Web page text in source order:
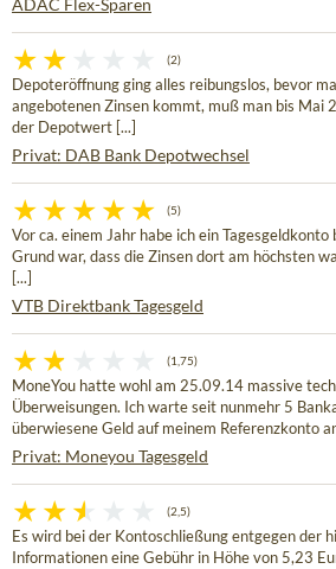
ADAC Flex-Sparen
(2)
Depoteröffnung ging alles reibungslos, bevor
angebotenen Zinsen kommt, muß man bis Mai
der Depotwert [...]
Privat: DAB Bank Depotwechsel
(5)
Vor ca. einem Jahr habe ich ein
Grund war, dass die Zinsen dort am höchsten
[...]
VTB Direktbank Tagesgeld
(1,75)
MoneYou hatte wohl am 25.09.14 massive
Überweisungen. Ich warte seit nunmehr 5
überwiesene Geld auf meinem Referenzkonto
Privat: Moneyou Tagesgeld
(2,5)
Es wird bei der Kontoschließung entgegen der
Informationen eine Gebühr in Höhe von 5,23